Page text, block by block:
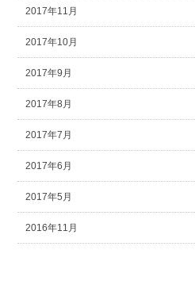
2017年11月
2017年10月
2017年9月
2017年8月
2017年7月
2017年6月
2017年5月
2016年11月